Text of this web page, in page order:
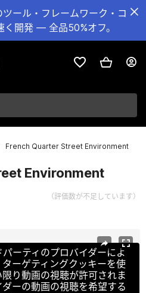
ール・フレームワーク・コ
く開発 — 全品50%オフ。
French Quarter Street Environment
Environment
（評価数が不足しています）
ーティのプロバイダーによ
ーゲティングクッキーを使
り動画の視聴が許可されま
ーの動画の視聴を希望する